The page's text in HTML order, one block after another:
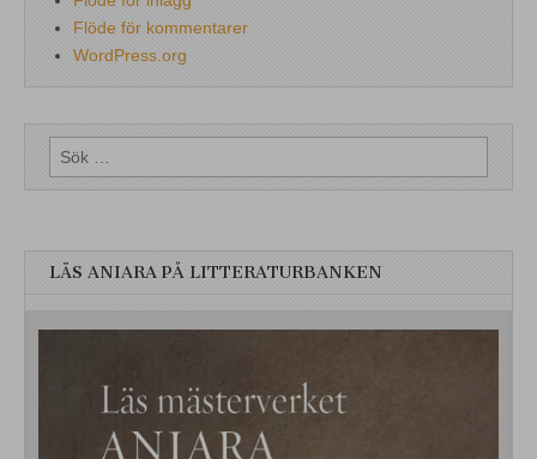
Flöde för kommentarer
WordPress.org
Sök
efter:
LÄS ANIARA PÅ LITTERATURBANKEN